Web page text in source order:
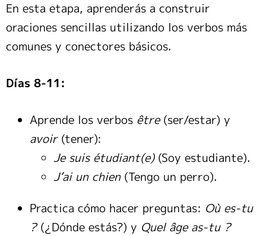
En esta etapa, aprenderás a construir
oraciones sencillas utilizando los verbos más
comunes y conectores básicos.
Días 8-11:
Aprende los verbos être(ser/estar) y
avoir(tener):
Je suis étudiant(e)(Soy estudiante).
J’ai un chien(Tengo un perro).
Practica cómo hacer preguntas: Où es-tu
?(¿Dónde estás?) y Quel âge as-tu ?